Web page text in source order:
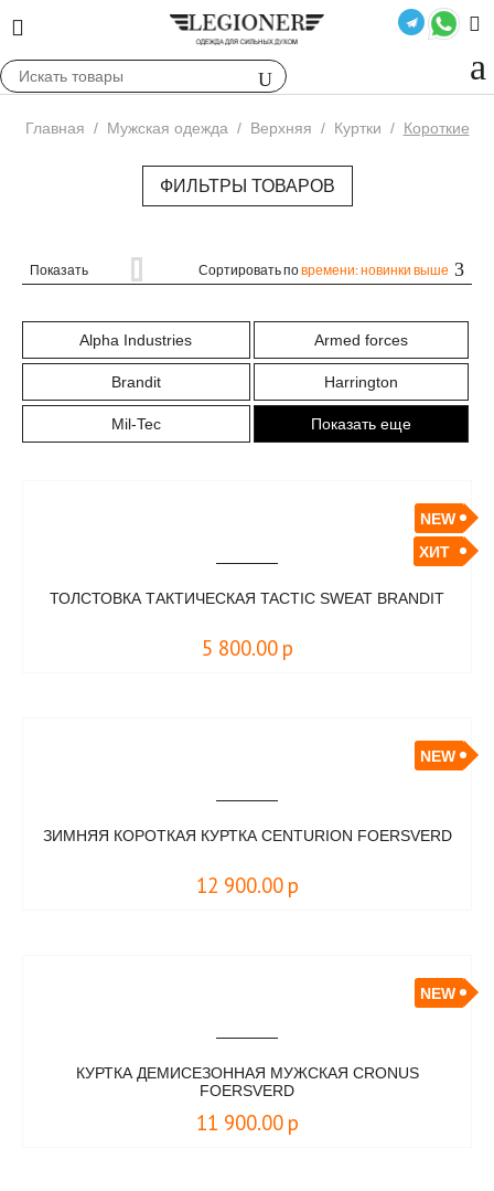
Главная / Мужская одежда / Верхняя / Куртки / Короткие
ФИЛЬТРЫ ТОВАРОВ
Показать Сортировать повремени: новинки выше
Alpha Industries Armed forces
Brandit Harrington
Mil-Tec Показать еще
NEW
ХИТ
ТОЛСТОВКА ТАКТИЧЕСКАЯ TACTIC SWEAT BRANDIT
5 800.00 р
NEW
ЗИМНЯЯ КОРОТКАЯ КУРТКА CENTURION FOERSVERD
12 900.00 р
NEW
КУРТКА ДЕМИСЕЗОННАЯ МУЖСКАЯ CRONUS
FOERSVERD
11 900.00 р